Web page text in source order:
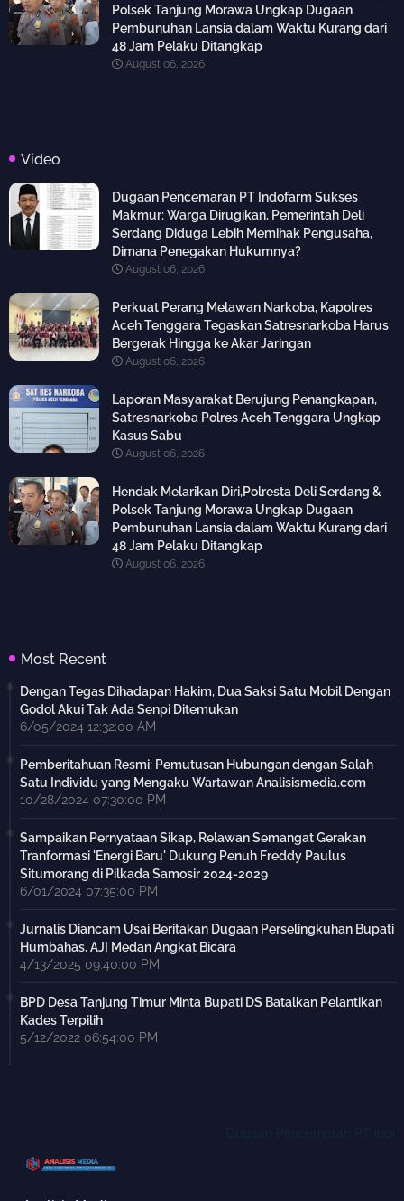
Polsek Tanjung Morawa Ungkap Dugaan
Pembunuhan Lansia dalam Waktu Kurang dari
48 Jam Pelaku Ditangkap
August 06, 2026
Video
Dugaan Pencemaran PT Indofarm Sukses
Makmur: Warga Dirugikan, Pemerintah Deli
Serdang Diduga Lebih Memihak Pengusaha,
Dimana Penegakan Hukumnya?
August 06, 2026
Perkuat Perang Melawan Narkoba, Kapolres
Aceh Tenggara Tegaskan Satresnarkoba Harus
Bergerak Hingga ke Akar Jaringan
August 06, 2026
Laporan Masyarakat Berujung Penangkapan,
Satresnarkoba Polres Aceh Tenggara Ungkap
Kasus Sabu
August 06, 2026
Hendak Melarikan Diri,Polresta Deli Serdang &
Polsek Tanjung Morawa Ungkap Dugaan
Pembunuhan Lansia dalam Waktu Kurang dari
48 Jam Pelaku Ditangkap
August 06, 2026
Most Recent
Dengan Tegas Dihadapan Hakim, Dua Saksi Satu Mobil Dengan
Godol Akui Tak Ada Senpi Ditemukan
6/05/2024 12:32:00 AM
Pemberitahuan Resmi: Pemutusan Hubungan dengan Salah
Satu Individu yang Mengaku Wartawan Analisismedia.com
10/28/2024 07:30:00 PM
Sampaikan Pernyataan Sikap, Relawan Semangat Gerakan
Tranformasi 'Energi Baru' Dukung Penuh Freddy Paulus
Situmorang di Pilkada Samosir 2024-2029
6/01/2024 07:35:00 PM
Jurnalis Diancam Usai Beritakan Dugaan Perselingkuhan Bupati
Humbahas, AJI Medan Angkat Bicara
4/13/2025 09:40:00 PM
BPD Desa Tanjung Timur Minta Bupati DS Batalkan Pelantikan
Kades Terpilih
5/12/2022 06:54:00 PM